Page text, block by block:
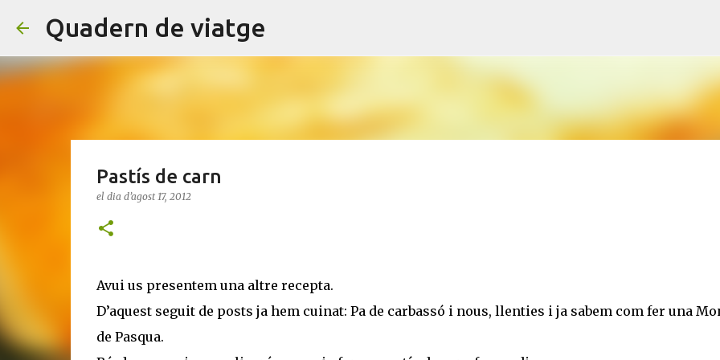
Quadern de viatge
Pastís de carn
el dia d’agost 17, 2012
Avui us presentem una altre recepta.
D’aquest seguit de posts ja hem cuinat: Pa de carbassó i nous, llenties i ja sabem com fer una
de Pasqua.